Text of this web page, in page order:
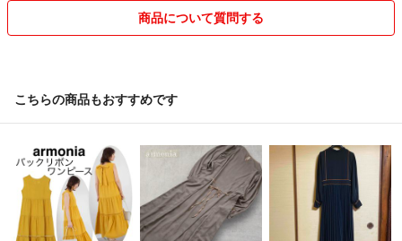
商品について質問する
こちらの商品もおすすめです